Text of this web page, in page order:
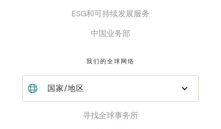
ESG和可持续发展服务
中国业务部
我们的全球网络
国家/地区
寻找全球事务所